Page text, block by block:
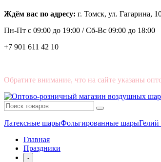
Ждём вас по адресу: г. Томск, ул. Гагарина,
Пн-Пт с 09:00 до 19:00 /Сб-Вс 09:00 до 18:00
+7 901 611 42 10
Обратите внимание, что на сайте указаны
Латексные шарыФольгированные шарыГелий
Главная
Праздники
-